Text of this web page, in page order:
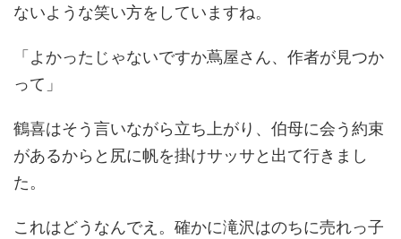
ないような笑い方をしていますね。
「よかったじゃないですか蔦屋さん、作者が見つか
って」
鶴喜はそう言いながら立ち上がり、伯母に会う約束
があるからと尻に帆を掛けサッサと出て行きまし
た。
これはどうなんでえ。確かに滝沢はのちに売れっ子